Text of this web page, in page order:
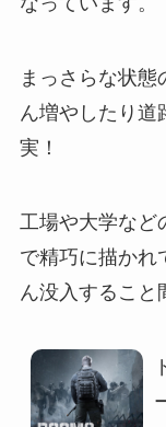
まっさらな状
ん増やしたり道
実！
工場や大学など
で精巧に描かれ
ん没入すること